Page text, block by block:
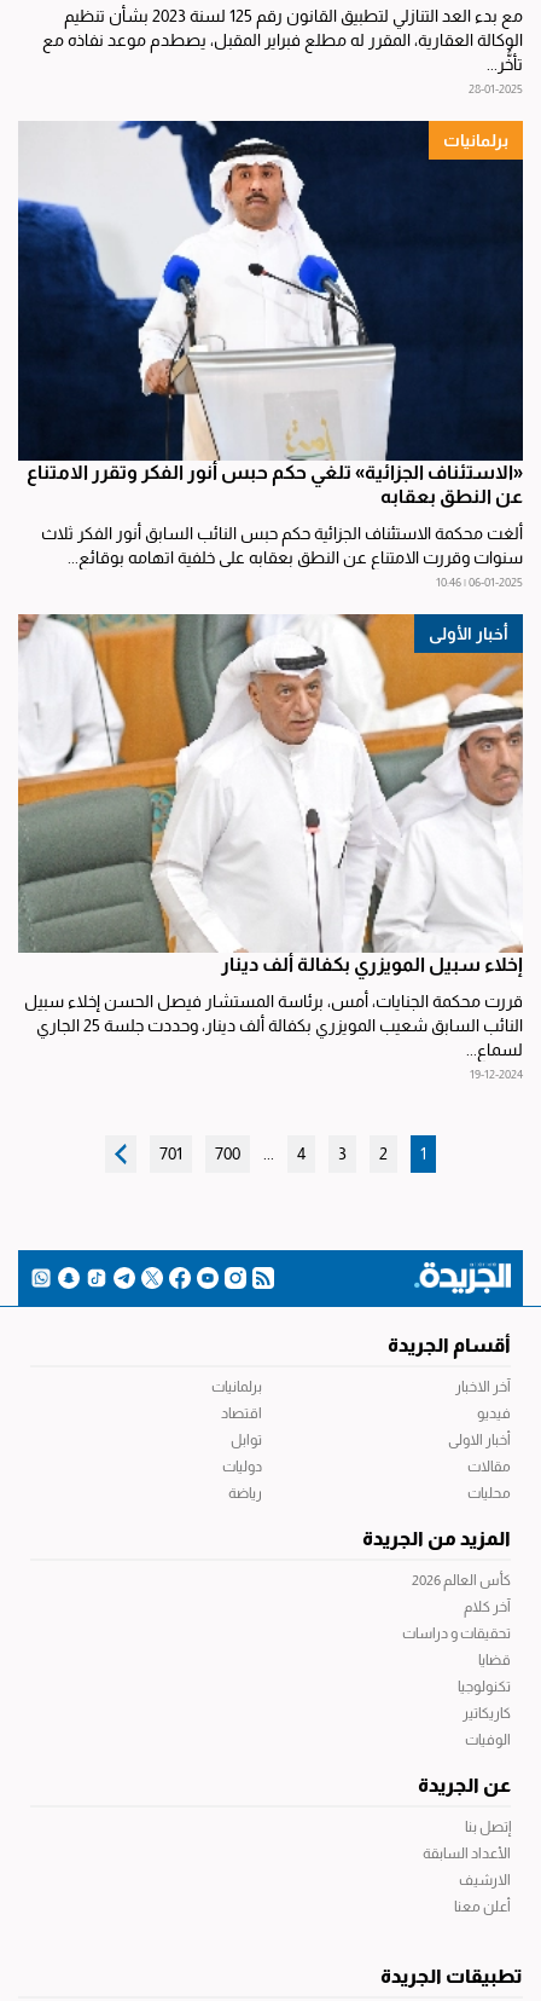
مع بدء العد التنازلي لتطبيق القانون رقم 125 لسنة 2023 بشأن تنظيم
الوكالة العقارية، المقرر له مطلع فبراير المقبل، يصطدم موعد نفاذه مع
تأخُّر...
28-01-2025
برلمانيات
«الاستئناف الجزائية» تلغي حكم حبس أنور الفكر وتقرر الامتناع
عن النطق بعقابه
ألغت محكمة الاستئناف الجزائية حكم حبس النائب السابق أنور الفكر ثلاث
سنوات وقررت الامتناع عن النطق بعقابه على خلفية اتهامه بوقائع...
06-01-2025 | 10:46
أخبار الأولى
إخلاء سبيل المويزري بكفالة ألف دينار
قررت محكمة الجنايات، أمس، برئاسة المستشار فيصل الحسن إخلاء سبيل
النائب السابق شعيب المويزري بكفالة ألف دينار، وحددت جلسة 25 الجاري
لسماع...
19-12-2024
1
2
3
4
700
701
أقسام الجريدة
آخر الاخبار
فيديو
أخبار الاولى
مقالات
محليات
برلمانيات
اقتصاد
توابل
دوليات
رياضة
المزيد من الجريدة
كأس العالم 2026
آخر كلام
تحقيقات و دراسات
قضايا
تكنولوجيا
كاريكاتير
الوفيات
عن الجريدة
إتصل بنا
الأعداد السابقة
الارشيف
أعلن معنا
تطبيقات الجريدة